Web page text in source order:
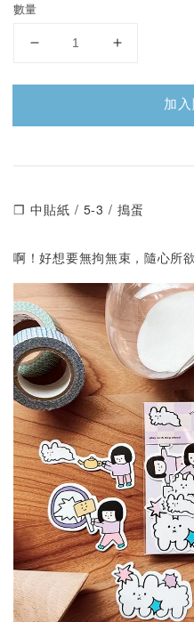
數量
加
❒ 中貼紙 / 5-3 / 搗蛋
啊！好想要無拘無束，隨心所